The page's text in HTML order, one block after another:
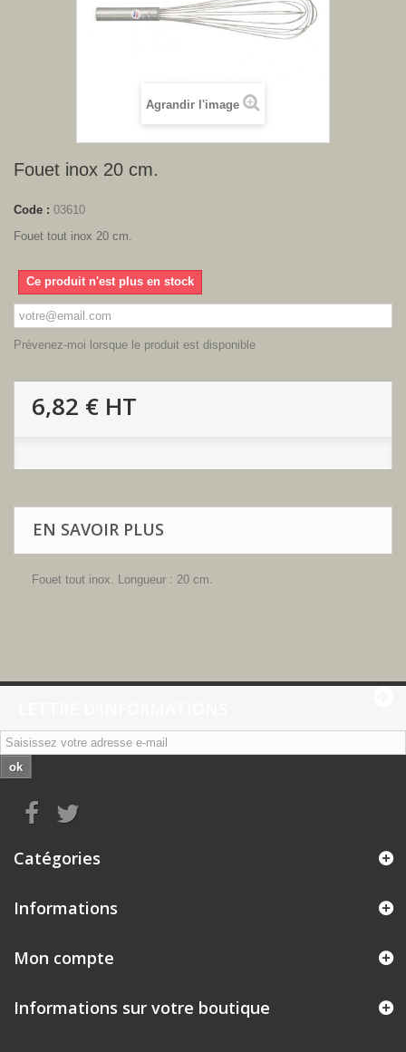
Agrandir l'image
Fouet inox 20 cm.
Code : 03610
Fouet tout inox 20 cm.
Ce produit n'est plus en stock
Prévenez-moi lorsque le produit est disponible
6,82 € HT
EN SAVOIR PLUS
Fouet tout inox. Longueur : 20 cm.
ok
Catégories
Informations
Mon compte
Informations sur votre boutique